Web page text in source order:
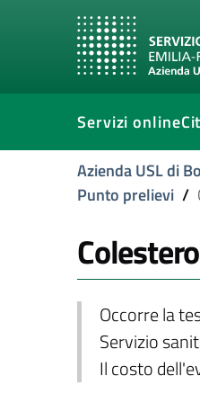
Servizi online
Azienda USL di
Punto prelievi /
Occorre la
Servizio
Il costo